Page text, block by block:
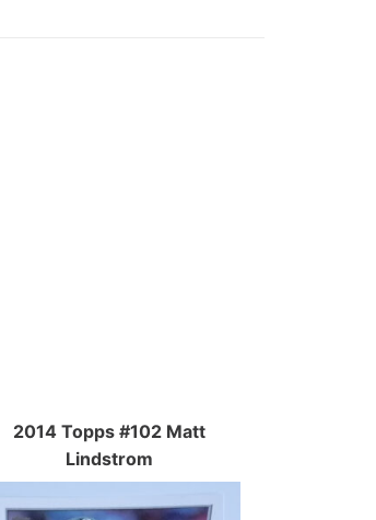
2014 Topps #102 Matt
Lindstrom